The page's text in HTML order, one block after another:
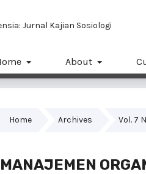
Jurnal Kajian Sosiologi
About
Home Archives Vol. 7
MANAJEMEN